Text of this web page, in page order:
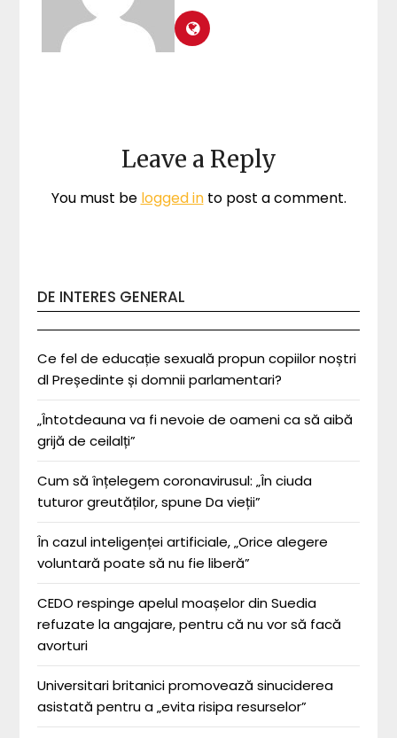
Leave a Reply
You must be logged into post a comment.
DE INTERES GENERAL
Ce fel de educație sexuală propun copiilor noștri
dl Președinte și domnii parlamentari?
„Întotdeauna va fi nevoie de oameni ca să aibă
grijă de ceilalți”
Cum să înțelegem coronavirusul: „În ciuda
tuturor greutăților, spune Da vieții”
În cazul inteligenței artificiale, „Orice alegere
voluntară poate să nu fie liberă”
CEDO respinge apelul moașelor din Suedia
refuzate la angajare, pentru că nu vor să facă
avorturi
Universitari britanici promovează sinuciderea
asistată pentru a „evita risipa resurselor”